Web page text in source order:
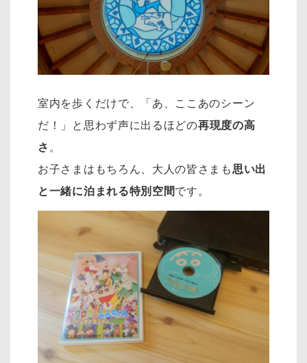
室内を歩くだけで、「あ、ここあのシーン
だ！」と思わず声に出るほどの再現度の高
さ 。
お子さまはもちろん、大人の皆さまも思い出
と一緒に泊まれる特別空間です。